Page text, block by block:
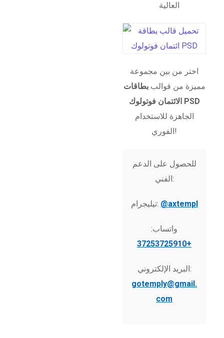
العالية
اختر من بين مجموعة
مميزة من قوالببطاقات
الائتمان فوتولوك PSD
الجاهزة للاستخدام
الفوري!
للحصول على الدعم
الفني:
تيليجرام: @axtempl
واتساب:
+37253725910
البريد الإلكتروني:
gotemply@gmail.
com